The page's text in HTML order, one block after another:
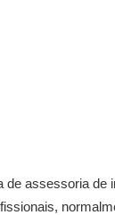
de assessoria de